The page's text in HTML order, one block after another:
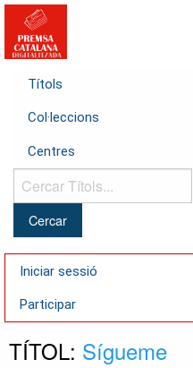
Títols
Col·leccions
Centres
Cercar
Títols...
Iniciar sessió
Participar
TÍTOL: Sígueme